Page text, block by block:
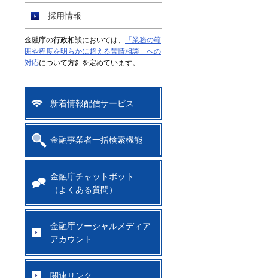
採用情報
金融庁の行政相談においては、
「業務の範
囲や程度を明らかに超える苦情相談」への
対応について方針を定めています。
新着情報配信サービス
金融事業者一括検索機能
金融庁チャットボット
（よくある質問）
金融庁ソーシャルメディア
アカウント
関連リンク